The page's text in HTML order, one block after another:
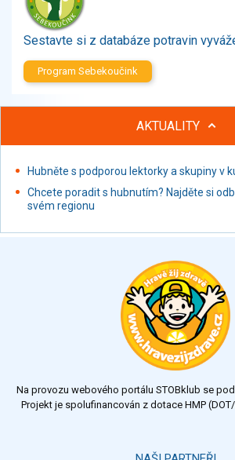
Brambory, luštěniny, houby
Sladkosti, slané výrobky
Ochucovadla, přísady, sladidla
Proteinové výrobky, doplňky stravy
Nápoje alkoholické
Restaurace, jídelny, hotová jídla
Fastfood
Studená kuchyně, lahůdkářské výrobky
Sestavte si z databáze potravin
Program Sebekoučink
AKTUALITY
Hubněte s podporou lektorky a skupiny v
Chcete poradit s hubnutím? Najděte si
svém regionu
Na provozu webového portálu STOBklub se
Projekt je spolufinancován z dotace HMP